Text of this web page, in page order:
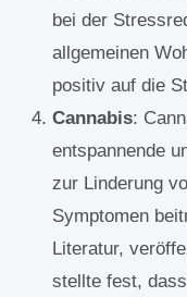
bei der
allgemeinen
positiv auf die
Cannabis:
entspannende
zur Linderung
Symptomen
Literatur,
stellte fest,